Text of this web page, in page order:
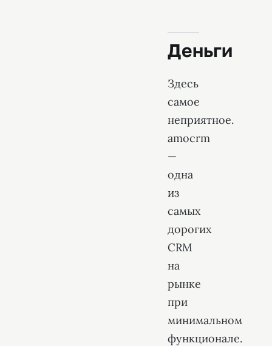
Деньги
Здесь
самое
неприятное.
amocrm
—
одна
из
самых
дорогих
CRM
на
рынке
при
минимальном
функционале.